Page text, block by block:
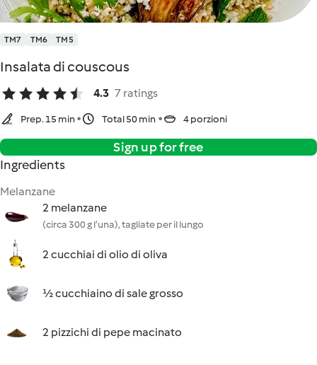
TM7 TM6 TM5
Insalata di couscous
4.3 7 ratings
Prep. 15 min Total 50 min 4 porzioni
Sign up for free
Ingredients
Melanzane
2 melanzane
(circa 300 g l’una), tagliate per il lungo
2 cucchiai di olio di oliva
½ cucchiaino di sale grosso
2 pizzichi di pepe macinato